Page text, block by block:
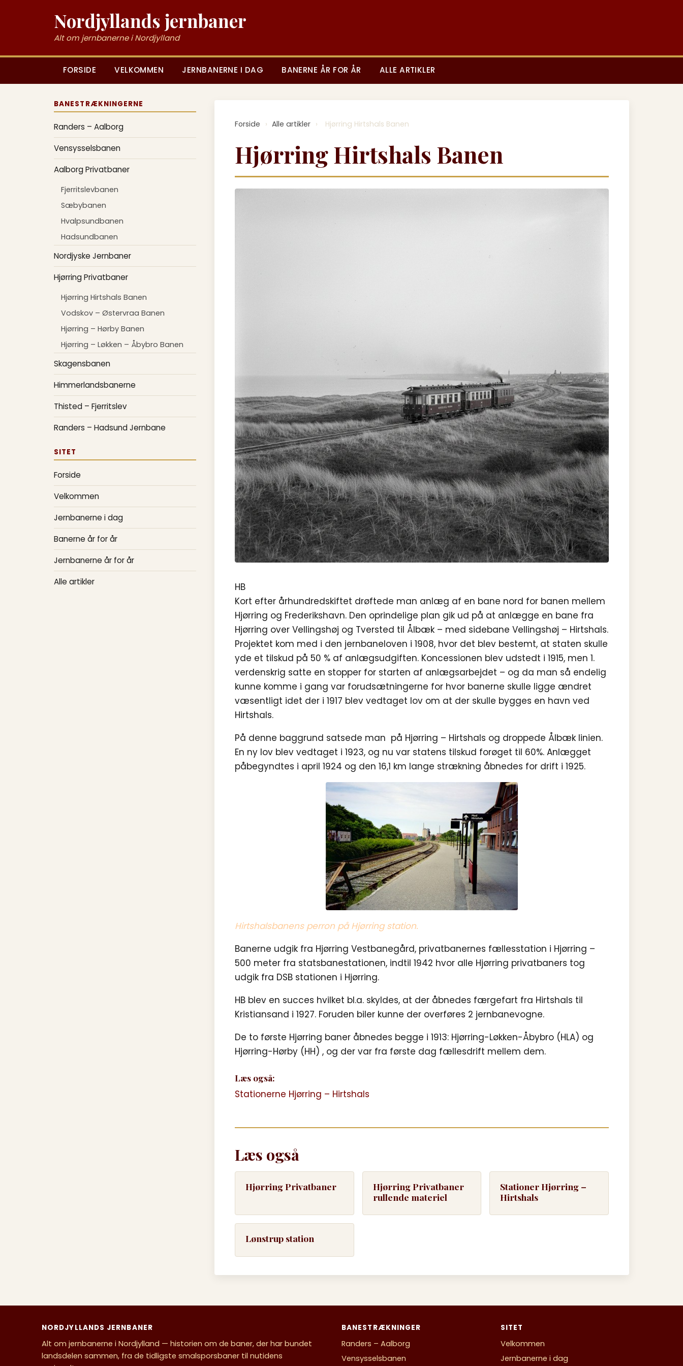
Nordjyllands jernbaner
Alt om jernbanerne i Nordjylland
FORSIDE VELKOMMEN JERNBANERNE I DAG BANERNE ÅR FOR ÅR ALLE ARTIKLER
BANESTRÆKNINGERNE
Randers – Aalborg
Vensysselsbanen
Aalborg Privatbaner
Fjerritslevbanen
Sæbybanen
Hvalpsundbanen
Hadsundbanen
Nordjyske Jernbaner
Hjørring Privatbaner
Hjørring Hirtshals Banen
Vodskov – Østervraa Banen
Hjørring – Hørby Banen
Hjørring – Løkken – Åbybro Banen
Skagensbanen
Himmerlandsbanerne
Thisted – Fjerritslev
Randers – Hadsund Jernbane
SITET
Forside
Velkommen
Jernbanerne i dag
Banerne år for år
Jernbanerne år for år
Alle artikler
Forside › Alle artikler › Hjørring Hirtshals Banen
Hjørring Hirtshals Banen
HB
Kort efter århundredskiftet drøftede man anlæg af en bane nord for banen mellem
Hjørring og Frederikshavn. Den oprindelige plan gik ud på at anlægge en bane fra
Hjørring over Vellingshøj og Tversted til Ålbæk – med sidebane Vellings­høj – Hirtshals.
Projektet kom med i den jernbaneloven i 1908, hvor det blev bestemt, at staten skulle
yde et tilskud på 50 % af anlægsud­giften. Koncessionen blev udstedt i 1915, men 1.
verdenskrig satte en stopper for starten af anlægsarbejdet – og da man så endelig
kunne komme i gang var forudsætningerne for hvor banerne skulle ligge ændret
væsentligt idet der i 1917 blev vedtaget lov om at der skulle bygges en havn ved
Hirtshals.
På denne baggrund satsede man på Hjørring – Hirtshals og droppede Ålbæk linien.
En ny lov blev vedtaget i 1923, og nu var statens tilskud forøget til 60%. Anlægget
påbegyndtes i april 1924 og den 16,1 km lange strækning åb­nedes for drift i 1925.
Hirtshalsbanens perron på Hjørring station.
Banerne udgik fra Hjørring Vestbanegård, privatbanernes fællesstation i Hjørring –
500 meter fra statsbanestationen, indtil 1942 hvor alle Hjørring privatbaners tog
udgik fra DSB stationen i Hjørring.
HB blev en succes hvilket bl.a. skyldes, at der åbnedes færgefart fra Hirtshals til
Kristiansand i 1927. Foruden biler kunne der overføres 2 jernbanevogne.
De to første Hjørring baner åbnedes begge i 1913: Hjørring-Løkken-Åbybro (HLA) og
Hjørring-Hørby (HH) , og der var fra første dag fællesdrift mellem dem.
Læs også:
Stationerne Hjørring – Hirtshals
Læs også
Hjørring Privatbaner
Hjørring Privatbaner
rullende materiel
Stationer Hjørring –
Hirtshals
Lønstrup station
NORDJYLLANDS JERNBANER
Alt om jernbanerne i Nordjylland — historien om de baner, der har bundet
landsdelen sammen, fra de tidligste smalsporsbaner til nutidens
BANESTRÆKNINGER
Randers – Aalborg
Vensysselsbanen
SITET
Velkommen
Jernbanerne i dag